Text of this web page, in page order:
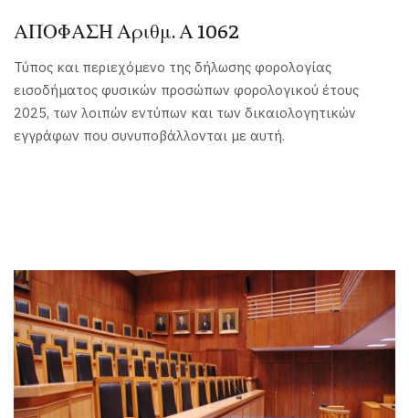
ΑΠΟΦΑΣΗ Αριθμ. Α 1062
Τύπος και περιεχόμενο της δήλωσης φορολογίας
εισοδήματος φυσικών προσώπων φορολογικού έτους
2025, των λοιπών εντύπων και των δικαιολογητικών
εγγράφων που συνυποβάλλονται με αυτή.